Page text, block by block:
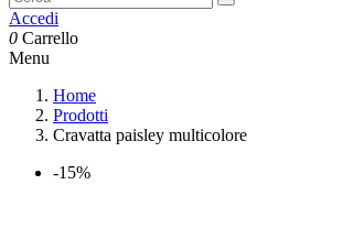
Accedi
0 Carrello
Menu
Home
Prodotti
Cravatta paisley multicolore
-15%